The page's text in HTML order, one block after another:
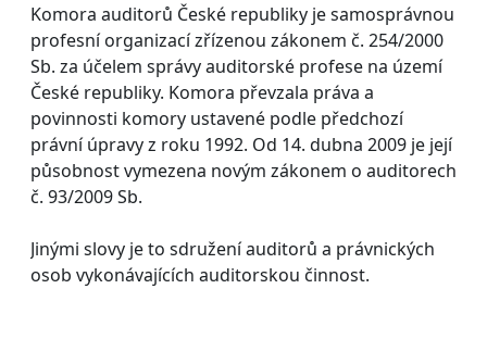
Komora auditorů České republiky je samosprávnou
profesní organizací zřízenou zákonem č. 254/2000
Sb. za účelem správy auditorské profese na území
České republiky. Komora převzala práva a
povinnosti komory ustavené podle předchozí
právní úpravy z roku 1992. Od 14. dubna 2009 je její
působnost vymezena novým zákonem o auditorech
č. 93/2009 Sb.
Jinými slovy je to sdružení auditorů a právnických
osob vykonávajících auditorskou činnost.